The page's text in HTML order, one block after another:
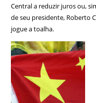
Central a reduzir juros ou,
de seu presidente, Roberto
jogue a toalha.